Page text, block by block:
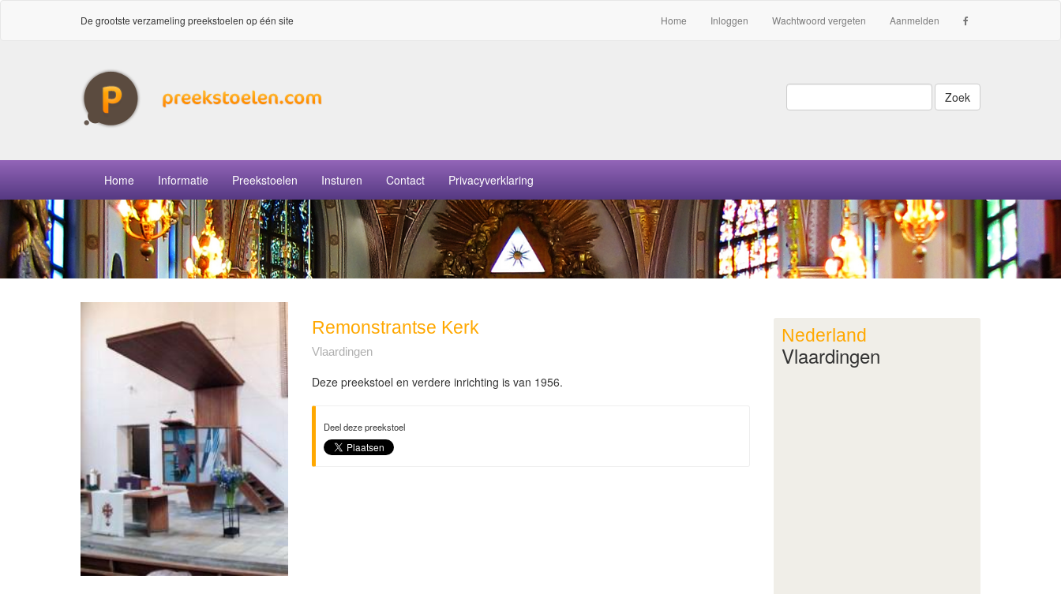
De grootste verzameling preekstoelen op één site Home Inloggen Wachtwoord vergeten Aanmelden
Zoek
Home Informatie Preekstoelen Insturen Contact Privacyverklaring
Remonstrantse Kerk
Vlaardingen
Deze preekstoel en verdere inrichting is van 1956.
Deel deze preekstoel
Nederland
Vlaardingen